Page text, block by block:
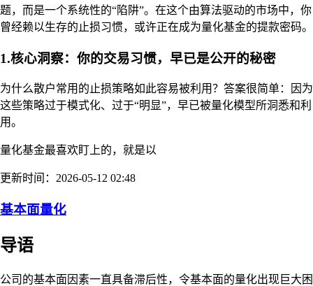
题，而是一个系统性的“陷阱”。在这个由算法驱动的市场中，你
曾经赖以生存的止损习惯，或许正在成为量化基金的提款密码。
1.核心洞察：你的交易习惯，早已是公开的秘密
为什么散户常用的止损策略如此容易被利用？答案很简单：因为
这些策略过于模式化、过于“明显”，早已被量化模型所洞悉和利
用。
量化基金最喜欢盯上的，就是以
更新时间：2026-05-12 02:48
基本面量化
导语
公司的基本面因素一直具备滞后性，令基本面的量化出现巨大困